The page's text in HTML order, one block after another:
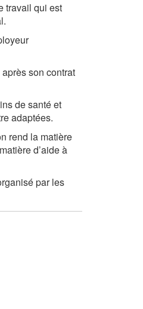
travail qui est
son contrat
de santé et
adaptées.
rend la matière
d’aide à
par les